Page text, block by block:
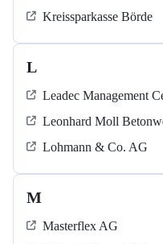
Kreissparkasse Börde
L
Leadec Management
Leonhard Moll
Lohmann & Co. AG
M
Masterflex AG